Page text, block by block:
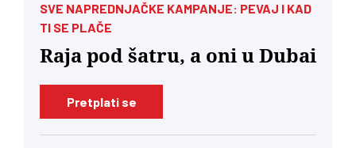
SVE NAPREDNJAČKE KAMPANJE: PEVAJ I KAD
TI SE PLAČE
Raja pod šatru, a oni u Dubai
Pretplati se